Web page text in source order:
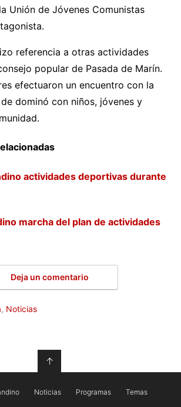
Unión de Jóvenes Comunistas
referencia a otras actividades
popular de Pasada de Marín.
efectuaron un encuentro con la
dominó con niños, jóvenes y
actividades deportivas durante
marcha del plan de actividades
Deja un comentario
, Noticias
↑
Noticias Programas Temas